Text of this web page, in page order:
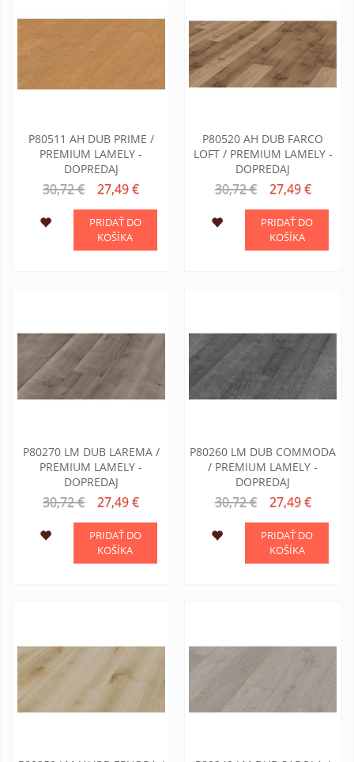
P80511 AH DUB PRIME /
PREMIUM LAMELY -
DOPREDAJ
30,72 € 27,49 €
PRIDAŤ DO
KOŠÍKA
P80520 AH DUB FARCO
LOFT / PREMIUM LAMELY -
DOPREDAJ
30,72 € 27,49 €
PRIDAŤ DO
KOŠÍKA
P80270 LM DUB LAREMA /
PREMIUM LAMELY -
DOPREDAJ
30,72 € 27,49 €
PRIDAŤ DO
KOŠÍKA
P80260 LM DUB COMMODA
/ PREMIUM LAMELY -
DOPREDAJ
30,72 € 27,49 €
PRIDAŤ DO
KOŠÍKA